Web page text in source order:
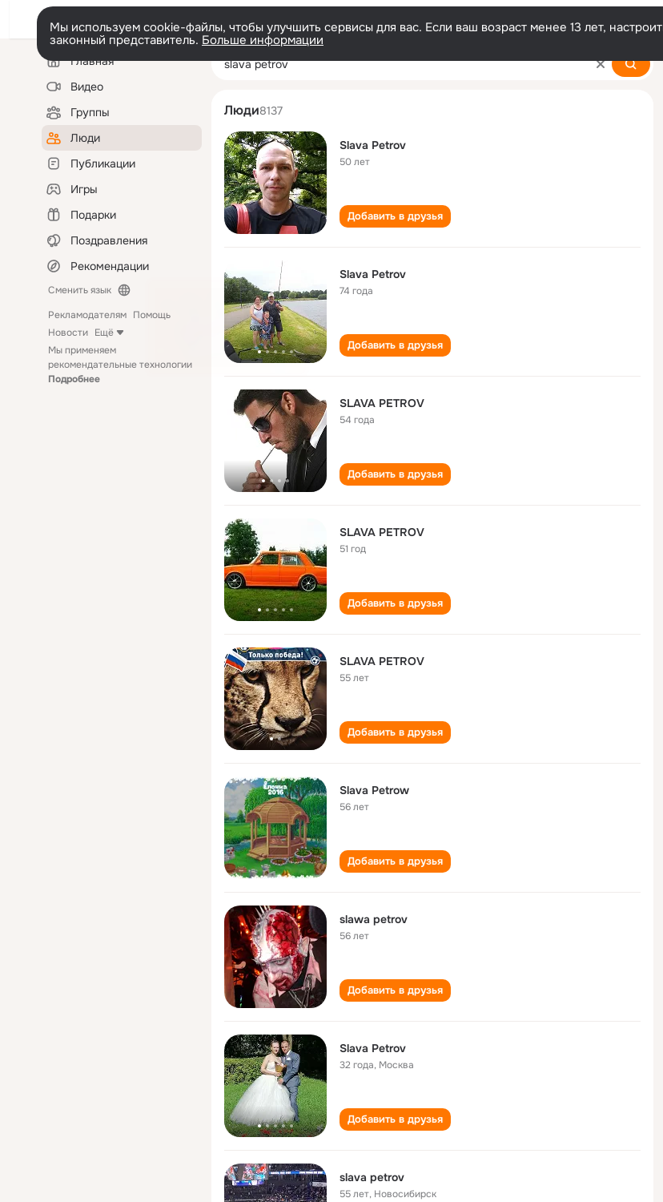
Мы используем cookie-файлы, чтобы улучшить сервисы для вас. Если ваш возраст менее 13 лет,
законный представитель. Больше информации
Левая
колонкаГлавная
Видео
Группы
Люди
Публикации
Игры
Подарки
Поздравления
Рекомендации
Сменить язык
Рекламодателям Помощь
Новости Ещё
Мы применяем
рекомендательные технологии
Подробнее
slava petrov
Люди8137
Slava Petrov
50 лет
Добавить в друзья
Slava Petrov
74 года
Добавить в друзья
SLAVA PETROV
54 года
Добавить в друзья
SLAVA PETROV
51 год
Добавить в друзья
SLAVA PETROV
55 лет
Добавить в друзья
Slava Petrow
56 лет
Добавить в друзья
slawa petrov
56 лет
Добавить в друзья
Slava Petrov
32 года, Москва
Добавить в друзья
slava petrov
55 лет, Новосибирск